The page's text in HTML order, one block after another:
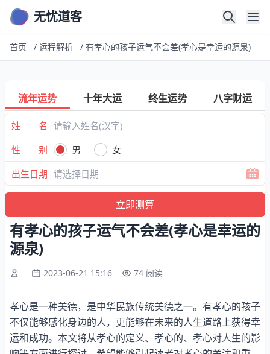
无忧道客
首页 / 运程解析 / 有孝心的孩子运气不会差(孝心是幸运的源泉)
流年运势 十年大运 终生运势 八字财运
姓 名
性 别
男
女
出生日期
有孝心的孩子运气不会差(孝心是幸运的
源泉)
2023-06-21 15:16 74 阅读
孝心是一种美德，是中华民族传统美德之一。有孝心的孩子
不仅能够感化身边的人，更能够在未来的人生道路上获得幸
运和成功。本文将从孝心的定义、孝心的、孝心对人生的影